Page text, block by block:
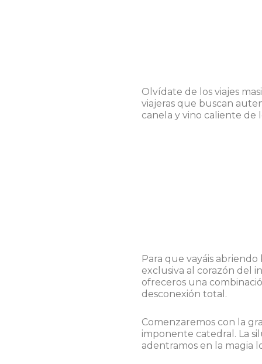
Olvídate de los viajes
viajeras que buscan
canela y vino caliente de
Para que vayáis
exclusiva al corazón del
ofreceros una
desconexión total.
Comenzaremos con la
imponente catedral. La
adentramos en la magia